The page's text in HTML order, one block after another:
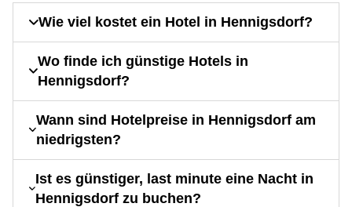
Wie viel kostet ein Hotel in Hennigsdorf?
Wo finde ich günstige Hotels in
Hennigsdorf?
Wann sind Hotelpreise in Hennigsdorf am
niedrigsten?
Ist es günstiger, last minute eine Nacht in
Hennigsdorf zu buchen?